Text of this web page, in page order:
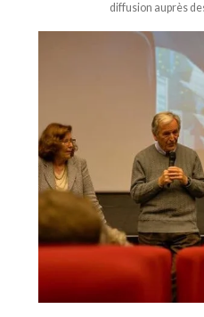
diffusion auprès